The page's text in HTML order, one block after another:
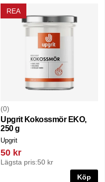
REA
0
Upgrit Kokossmör EKO,
250 g
Upgrit
50 kr
Lägsta pris:50 kr
Köp